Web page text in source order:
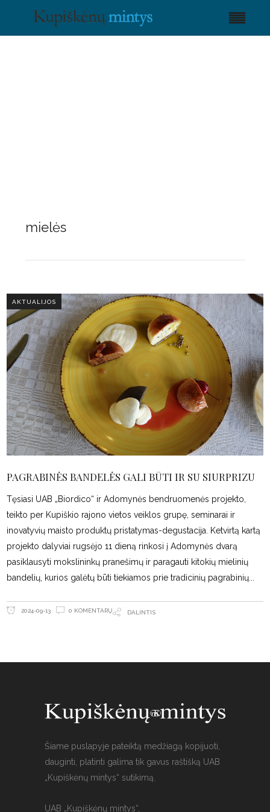
mielės
AKTUALIJOS
PAGRABINĖS BANDELĖS GALI BŪTI IR SU SIURPRIZU
Tęsiasi UAB „Biordico“ ir Adomynės bendruomenės projekto,
teikto per Kupiškio rajono vietos veiklos grupę, seminarai ir
inovatyvių maisto produktų pristatymas-degustacija. Ketvirtą kartą
projekto dalyviai rugsėjo 11 dieną rinkosi į Adomynės dvarą
pasiklausyti mokslininkų pranešimų ir paragauti kitokių mielinių
bandelių, kurios galėtų būti tiekiamos prie tradicinių pagrabinių
2024-09-13 0 KOMENTARŲ DALINTIS
Šiame puslapyje pateiktą medžiagą kopijuoti,
dauginti, platinti galima tik gavus raštišką UAB
„Kupiškėnų mintys“ sutikimą.
UAB „Kupiškėnų mintys“,